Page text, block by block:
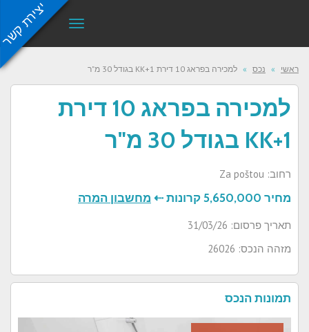
תפריט
ראשי » נכס » למכירה בפראג 10 דירת 1+KK בגודל 30 מ"ר
למכירה בפראג 10 דירת
1+KK בגודל 30 מ"ר
רחוב: Za poštou
מחיר 5,650,000 קרונות ⇠ מחשבון המרה
תאריך פרסום: 31/03/26
מזהה הנכס: 26026
תמונות הנכס
יצירת קשר